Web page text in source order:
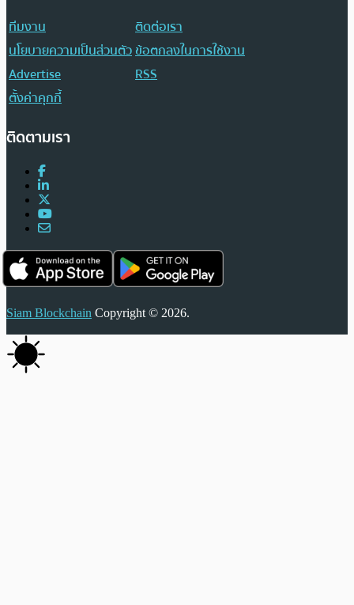
ทีมงาน
ติดต่อเรา
นโยบายความเป็นส่วนตัวข้อตกลงในการใช้งาน
Advertise
RSS
ตั้งค่าคุกกี้
ติดตามเรา
Siam Blockchain Copyright © 2026.